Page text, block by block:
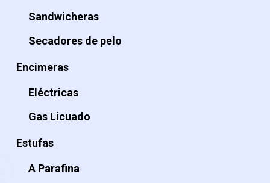
Sandwicheras
Secadores de pelo
Encimeras
Eléctricas
Gas Licuado
Estufas
A Parafina